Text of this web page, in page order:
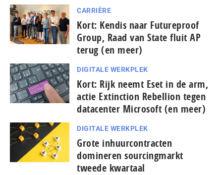
CARRIÈRE
Kort: Kendis naar Futureproof
Group, Raad van State fluit AP
terug (en meer)
DIGITALE WERKPLEK
Kort: Rijk neemt Eset in de arm,
actie Extinction Rebellion tegen
datacenter Microsoft (en meer)
DIGITALE WERKPLEK
Grote inhuurcontracten
domineren sourcingmarkt
tweede kwartaal